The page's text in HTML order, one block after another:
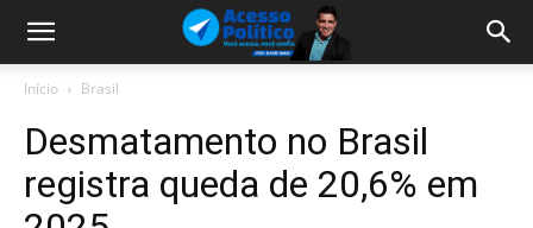
Início Brasil
Desmatamento no Brasil
registra queda de 20,6% em